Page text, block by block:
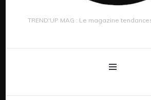
TREND'UP MAG : Le magazine